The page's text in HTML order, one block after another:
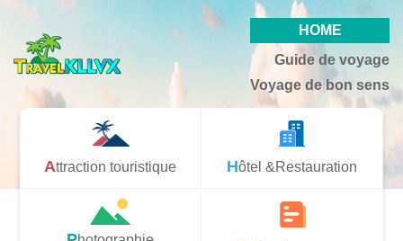
HOME
Guide de voyage
Voyage de bon sens
Attraction touristique Hôtel &Restauration